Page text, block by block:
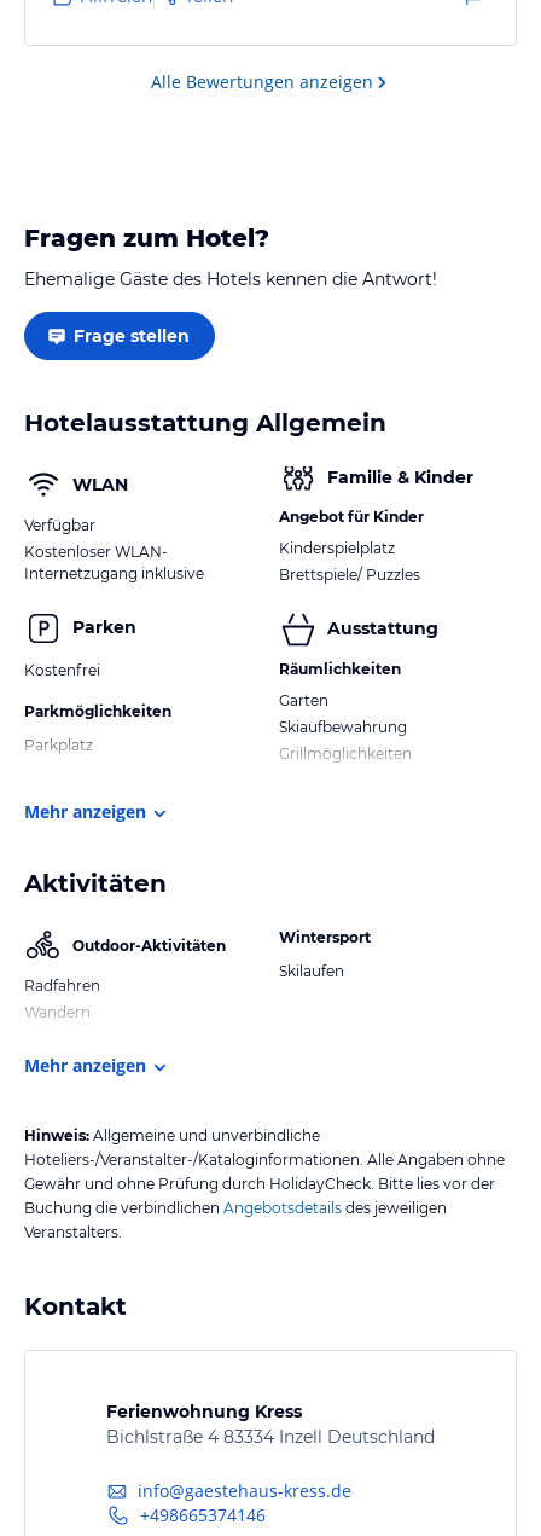
schlafen da gewesen, Wetter hat es gut mit uns
gemeint, wir fahren nächstes Jahr gerne wieder dahin.
Alle Bewertungen anzeigen
Fragen zum Hotel?
Ehemalige Gäste des Hotels kennen die Antwort!
Frage stellen
Hotelausstattung Allgemein
WLAN
Verfügbar
Kostenloser WLAN-
Internetzugang inklusive
Parken
Kostenfrei
Parkmöglichkeiten
Parkplatz
Familie & Kinder
Angebot für Kinder
Kinderspielplatz
Brettspiele/ Puzzles
Ausstattung
Räumlichkeiten
Garten
Skiaufbewahrung
Grillmöglichkeiten
Mehr anzeigen
Aktivitäten
Outdoor-Aktivitäten
Radfahren
Wandern
Wintersport
Skilaufen
Mehr anzeigen
Hinweis: Allgemeine und unverbindliche
Hoteliers-/Veranstalter-/Kataloginformationen. Alle Angaben ohne
Gewähr und ohne Prüfung durch HolidayCheck. Bitte lies vor der
Buchung die verbindlichen Angebotsdetails des jeweiligen
Veranstalters.
Kontakt
Ferienwohnung Kress
Bichlstraße 4 83334 Inzell Deutschland
info@gaestehaus-kress.de
+498665374146